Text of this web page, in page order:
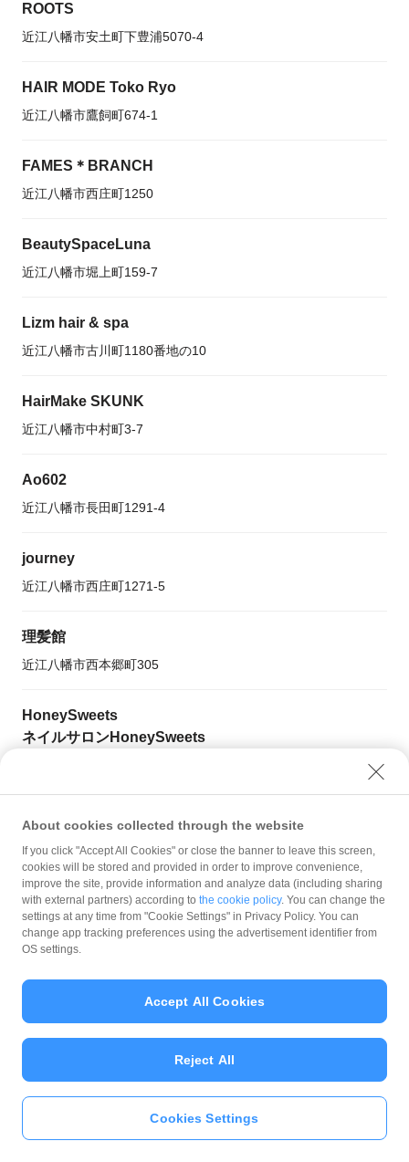
ROOTS
近江八幡市安土町下豊浦5070-4
HAIR MODE Toko Ryo
近江八幡市鷹飼町674-1
FAMES＊BRANCH
近江八幡市西庄町1250
BeautySpaceLuna
近江八幡市堀上町159-7
Lizm hair & spa
近江八幡市古川町1180番地の10
HairMake SKUNK
近江八幡市中村町3-7
Ao602
近江八幡市長田町1291-4
journey
近江八幡市西庄町1271-5
理髪館
近江八幡市西本郷町305
HoneySweets
ネイルサロンHoneySweets
近江八幡市出町687
FAMES
近江八幡市西庄町1796-2
Binoiyashi Refre Salon
近江八幡市上田町1349-1
ブリック
美容室 ブリック
近江八幡市江頭町417-2我等住スクエアガーデンニ
PayPayアプリをダウンロ
ード＞＞
About cookies collected through the website
If you click "Accept All Cookies" or close the banner to leave this screen,
cookies will be stored and provided in order to improve convenience,
improve the site, provide information and analyze data (including sharing
with external partners) according to the cookie policy. You can change the
settings at any time from "Cookie Settings" in Privacy Policy. You can
change app tracking preferences using the advertisement identifier from
OS settings.
Cookies Settings
Reject All
Accept All Cookies